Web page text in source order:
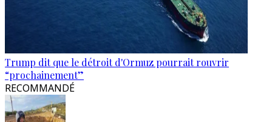
Trump dit que le détroit d'Ormuz pourrait rouvrir
“prochainement”
RECOMMANDÉ